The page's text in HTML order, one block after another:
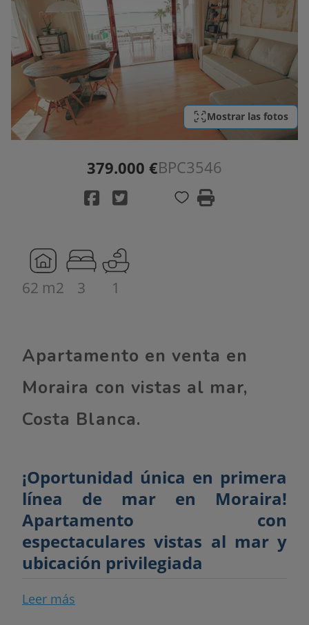
Mostrar las fotos
379.000 €BPC3546
62 m2 3 1
Apartamento en venta en
Moraira con vistas al mar,
Costa Blanca.
¡Oportunidad única en primera
línea de mar en Moraira!
Apartamento con
espectaculares vistas al mar y
ubicación privilegiada
Te presentamos este encantador
Leer más